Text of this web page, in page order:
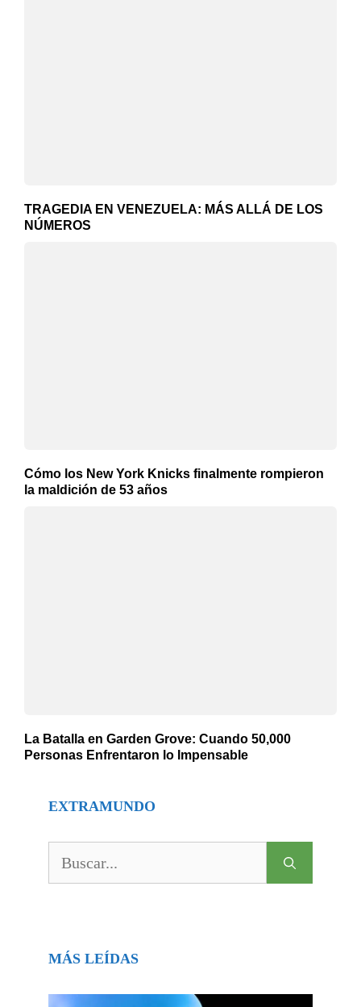
TRAGEDIA EN VENEZUELA: MÁS ALLÁ DE LOS
NÚMEROS
Cómo los New York Knicks finalmente rompieron
la maldición de 53 años
La Batalla en Garden Grove: Cuando 50,000
Personas Enfrentaron lo Impensable
EXTRAMUNDO
MÁS LEÍDAS